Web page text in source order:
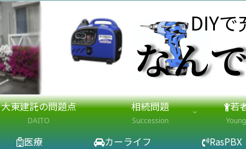
大東建託の問題点
DAITO
相続問題
Succession
若
Young
医療 カーライフ RasPBX